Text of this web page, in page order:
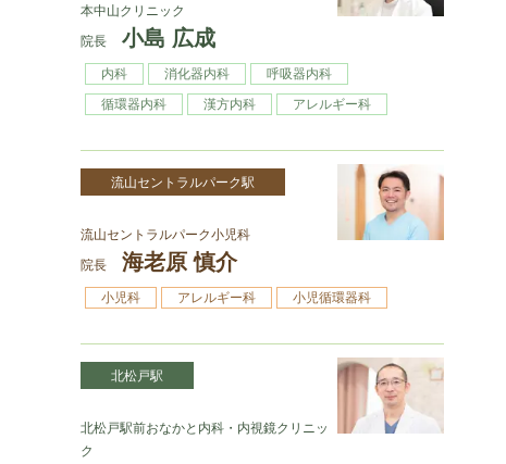
本中山クリニック
院長
小島 広成
内科 消化器内科
呼吸器内科
循環器内科
漢方内科 アレルギー科
流山セントラルパーク駅
流山セントラルパーク小児科
院長
海老原 慎介
小児科 アレルギー科 小児循環器科
北松戸駅
北松戸駅前おなかと内科・内視鏡クリニッ
ク